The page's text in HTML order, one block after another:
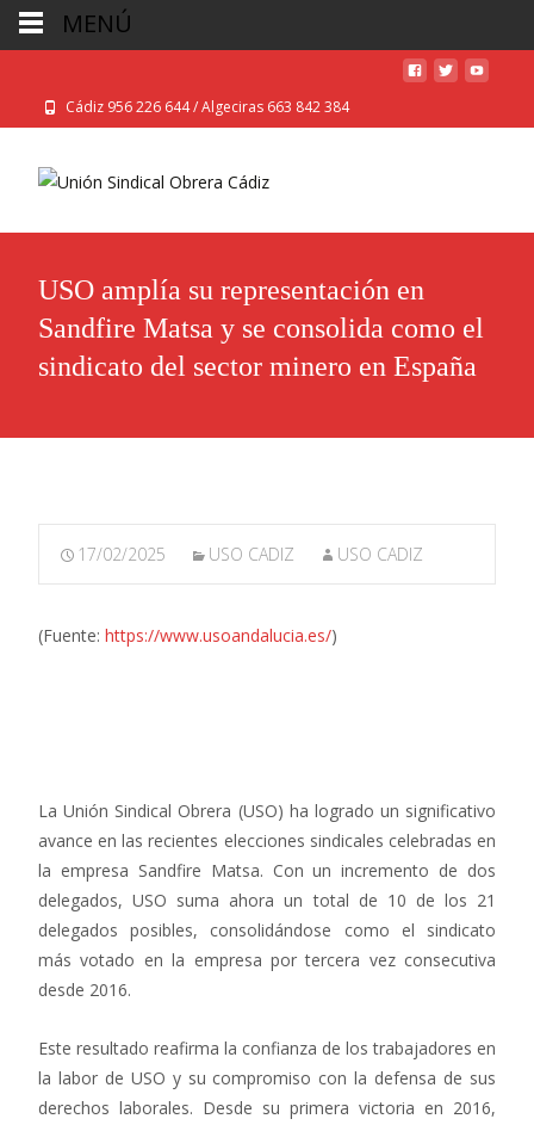
Cádiz 956 226 644 / Algeciras 663 842 384
USO amplía su representación en
Sandfire Matsa y se consolida como el
sindicato del sector minero en España
17/02/2025 USO CADIZ USO CADIZ
(Fuente: https://www.usoandalucia.es/)
La Unión Sindical Obrera (USO) ha logrado un significativo
avance en las recientes elecciones sindicales celebradas en
la empresa Sandfire Matsa. Con un incremento de dos
delegados, USO suma ahora un total de 10 de los 21
delegados posibles, consolidándose como el sindicato
más votado en la empresa por tercera vez consecutiva
desde 2016.
Este resultado reafirma la confianza de los trabajadores en
la labor de USO y su compromiso con la defensa de sus
derechos laborales. Desde su primera victoria en 2016,
MENÚ